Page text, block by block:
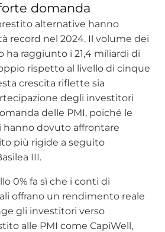
domanda
alternative hanno
record nel 2024. Il volume dei
ha raggiunto i 21,4 miliardi di
rispetto al livello di cinque
crescita riflette sia
degli investitori
delle PMI, poiché le
hanno dovuto affrontare
più rigide a seguito
III.
0% fa sì che i conti di
offrano un rendimento reale
gli investitori verso
alle PMI come CapiWell,